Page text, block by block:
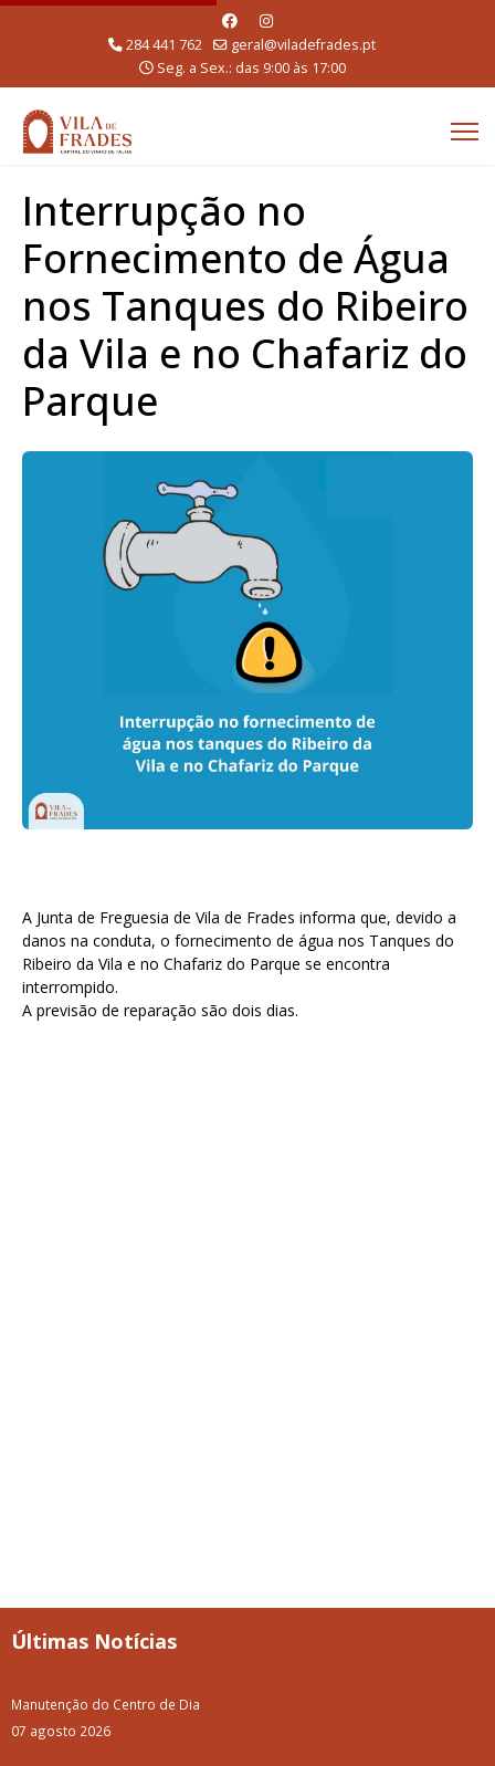
284 441 762
geral@viladefrades.pt
Seg. a Sex.: das 9:00 às 17:00
Interrupção no
Fornecimento de Água
nos Tanques do Ribeiro
da Vila e no Chafariz do
Parque
A Junta de Freguesia de Vila de Frades informa que, devido a
danos na conduta, o fornecimento de água nos Tanques do
Ribeiro da Vila e no Chafariz do Parque se encontra
interrompido.
A previsão de reparação são dois dias.
Últimas Notícias
Manutenção do Centro de Dia
07 agosto 2026